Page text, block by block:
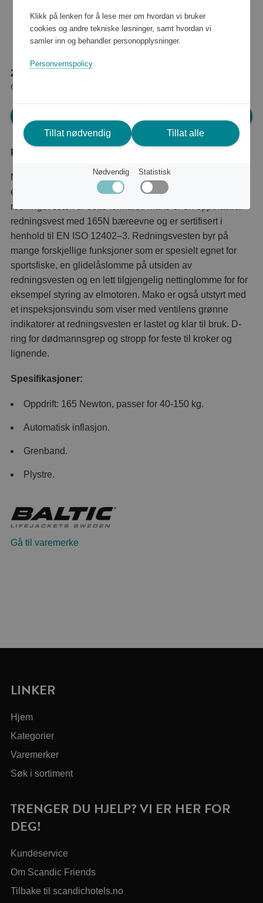
203 680 poeng
eller
Produktbeskrivelse
Mako redningsvesten fra Baltic er utviklet sammen med
erfarne sportsfiskere for å produsere den perfekte
redningsvesten til dette formålet. Mako er en oppblåsbar
redningsvest med 165N bæreevne og er sertifisert i
henhold til EN ISO 12402–3. Redningsvesten byr på
mange forskjellige funksjoner som er spesielt egnet for
sportsfiske, en glidelåslomme på utsiden av
redningsvesten og en lett tilgjengelig nettinglomme for for
eksempel styring av elmotoren. Mako er også utstyrt med
et inspeksjonsvindu som viser med ventilens grønne
indikatorer at redningsvesten er lastet og klar til bruk. D-
ring for dødmannsgrep og stropp for feste til kroker og
lignende.
Spesifikasjoner:
Oppdrift: 165 Newton, passer for 40-150 kg.
Automatisk inflasjon.
Grenband.
Plystre.
Gå til varemerke
Klikk på lenken for å lese mer om hvordan vi bruker
cookies og andre tekniske løsninger, samt hvordan vi
samler inn og behandler personopplysninger.
Personvernspolicy
Tillat nødvendig Tillat alle
Nødvendig Statistisk
LINKER
Hjem
Kategorier
Varemerker
Søk i sortiment
TRENGER DU HJELP? VI ER HER FOR
DEG!
Kundeservice
Om Scandic Friends
Tilbake til scandichotels.no